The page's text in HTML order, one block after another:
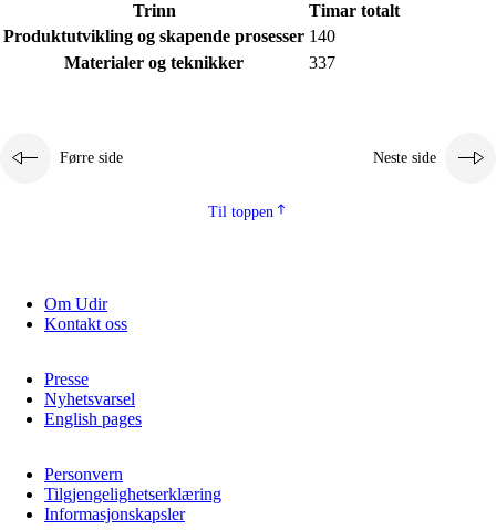
Fagrelevans og sentrale verdiar
Kjerneelement
Trinn
Timar totalt
Produktutvikling og skapende prosesser 140
Materialer og teknikker
337
Førre side Neste side
Til toppen
Om Udir
Kontakt oss
Presse
Nyhetsvarsel
English pages
Personvern
Tilgjengelighetserklæring
Informasjonskapsler